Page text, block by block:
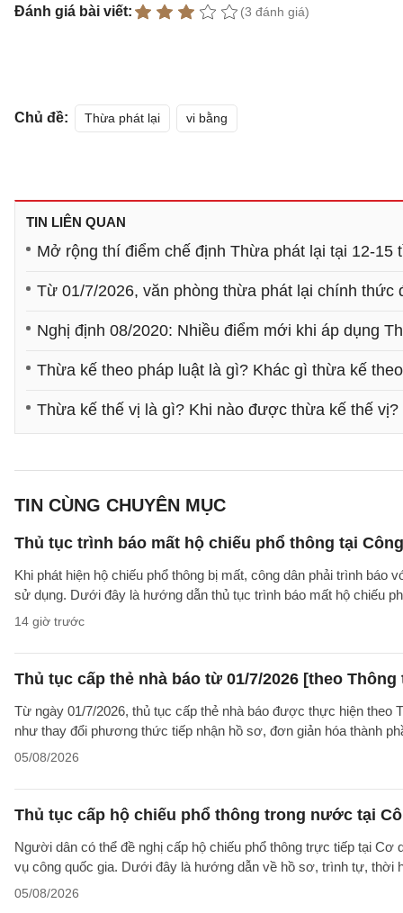
Đánh giá bài viết: (3 đánh giá)
Chủ đề: Thừa phát lại vi bằng
TIN LIÊN QUAN
Mở rộng thí điểm chế định Thừa phát lại tại 12-15
Từ 01/7/2026, văn phòng thừa phát lại chính thức
Nghị định 08/2020: Nhiều điểm mới khi áp dụng
Thừa kế theo pháp luật là gì? Khác gì thừa kế
Thừa kế thế vị là gì? Khi nào được thừa kế thế vị?
TIN CÙNG CHUYÊN MỤC
Thủ tục trình báo mất hộ chiếu phổ thông tại
Khi phát hiện hộ chiếu phổ thông bị mất, công dân phải trình
sử dụng. Dưới đây là hướng dẫn thủ tục trình báo mất hộ chiếu
14 giờ trước
Thủ tục cấp thẻ nhà báo từ 01/7/2026 [theo Thông
Từ ngày 01/7/2026, thủ tục cấp thẻ nhà báo được thực hiện
như thay đổi phương thức tiếp nhận hồ sơ, đơn giản hóa thành
05/08/2026
Thủ tục cấp hộ chiếu phổ thông trong nước tại
Người dân có thể đề nghị cấp hộ chiếu phổ thông trực tiếp tại
vụ công quốc gia. Dưới đây là hướng dẫn về hồ sơ, trình tự, thời
05/08/2026